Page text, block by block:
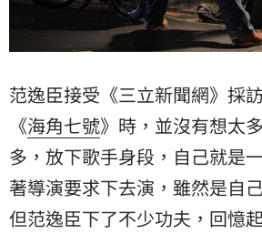
范逸臣接受《三立新聞網》採
《海角七號》時，並沒有想太
多，放下歌手身段，自己就是
著導演要求下去演，雖然是自
但范逸臣下了不少功夫，回憶